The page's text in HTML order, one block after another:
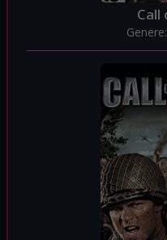
Call
Genere: